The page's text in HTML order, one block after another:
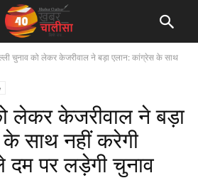
चुनाव को लेकर केजरीवाल ने बड़ा एलान: कांग्रेस के साथ
लेकर केजरीवाल ने बड़ा
साथ नहीं करेगी
पर लड़ेगी चुनाव